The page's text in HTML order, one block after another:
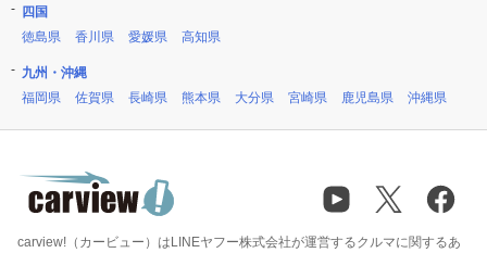
四国
徳島県
香川県 愛媛県 高知県
九州・沖縄
福岡県
佐賀県 長崎県 熊本県 大分県 宮崎県 鹿児島県 沖縄県
carview!（カービュー）はLINEヤフー株式会社が運営するクルマに関するあ